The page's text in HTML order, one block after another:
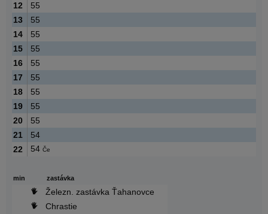
min zastávka
Železn. zastávka Ťahanovce
Chrastie
12
55
13
55
14
55
15
55
16
55
17
55
18
55
19
55
20
55
21
54
22
54 Če